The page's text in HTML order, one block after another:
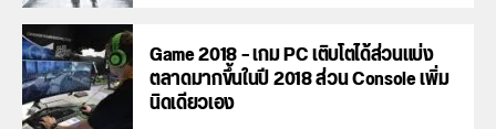
Game 2018 – เกม PC เติบโตได้ส่วนแบ่ง
ตลาดมากขึ้นในปี 2018 ส่วน Console เพิ่ม
นิดเดียวเอง